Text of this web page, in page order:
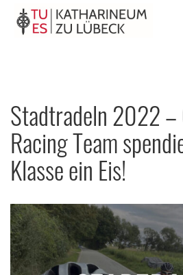
Stadtradeln 2022 –
Racing Team
Klasse ein Eis!